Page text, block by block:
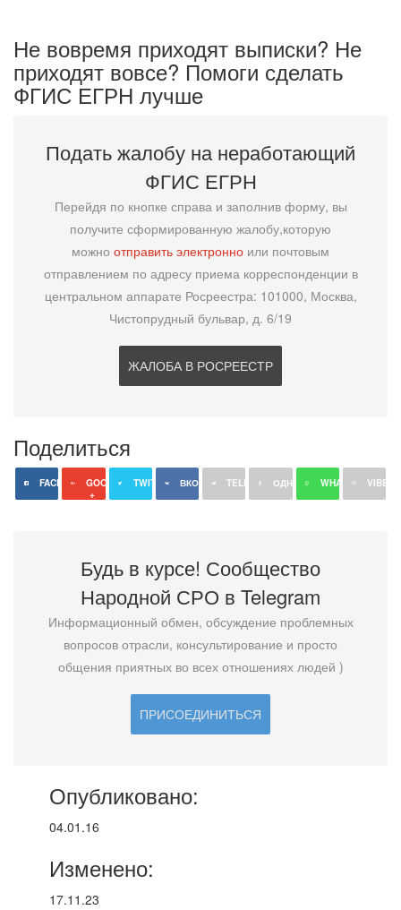
Не вовремя приходят выписки? Не
приходят вовсе? Помоги сделать
ФГИС ЕГРН лучше
Подать жалобу на неработающий
ФГИС ЕГРН
Перейдя по кнопке справа и заполнив форму, вы
получите сформированную жалобу,которую
можно отправить электронно или почтовым
отправлением по адресу приема корреспонденции в
центральном аппарате Росреестра: 101000, Москва,
Чистопрудный бульвар, д. 6/19
ЖАЛОБА В РОСРЕЕСТР
Поделиться
FACEBOOKGOOGLE
+
TWITTER ВКОНТАКТЕTELEGRAMОДНОКЛАССНИКИ
WHATSAPPVIBER
Будь в курсе! Сообщество
Народной СРО в Telegram
Информационный обмен, обсуждение проблемных
вопросов отрасли, консультирование и просто
общения приятных во всех отношениях людей )
ПРИСОЕДИНИТЬСЯ
Опубликовано:
04.01.16
Изменено:
17.11.23